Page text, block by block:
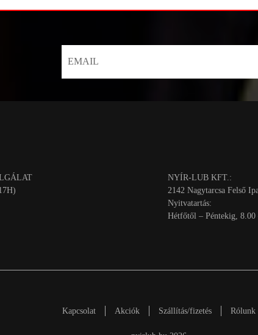
NYÍR-LUB KFT.:
2142 Nagytarcsa Felső
Nyitvatartás:
Hétfőtől – Péntekig,
Kapcsolat Akciók Szállítás/fizetés Rólunk